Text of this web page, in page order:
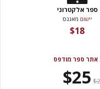
ספר אלקטרוני
יישום מאגנס
$18
אתר ספר מודפס
$25